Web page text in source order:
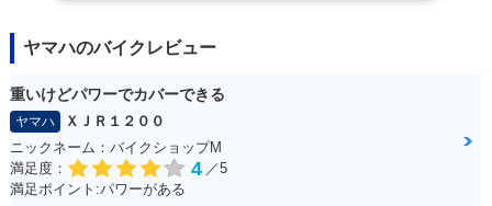
ヤマハのバイクレビュー
重いけどパワーでカバーできる
ヤマハ
ＸＪＲ１２００
ニックネーム：バイクショップM
満足度：
4 ／5
満足ポイント:パワーがある